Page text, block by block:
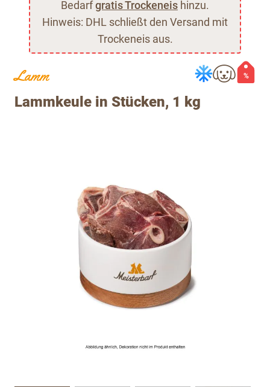
Bedarfgratis Trockeneis hinzu.
Hinweis: DHL schließt den Versand mit
Trockeneis aus.
%
Lamm
Lammkeule in Stücken, 1 kg